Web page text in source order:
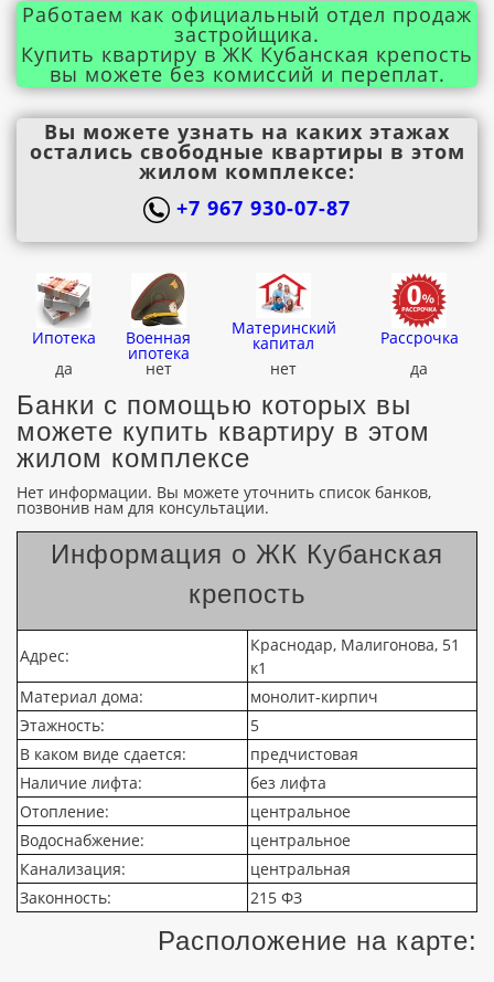
Работаем как официальный отдел продаж
застройщика.
Купить квартиру в ЖК Кубанская крепость
вы можете без комиссий и переплат.
Вы можете узнать на каких этажах
остались свободные квартиры в этом
жилом комплексе:
+7 967 930-07-87
Ипотека Военная
ипотека
Материнский
капитал
Рассрочка
да
нет нет да
Банки с помощью которых вы
можете купить квартиру в этом
жилом комплексе
Нет информации. Вы можете уточнить список банков,
позвонив нам для консультации.
Информация о ЖК Кубанская
крепость
Адрес:
Краснодар, Малигонова, 51
к1
Материал дома:
монолит-кирпич
Этажность:
5
В каком виде сдается:
предчистовая
Наличие лифта:
без лифта
Отопление:
центральное
Водоснабжение:
центральное
Канализация:
центральная
Законность:
215 ФЗ
Расположение на карте: